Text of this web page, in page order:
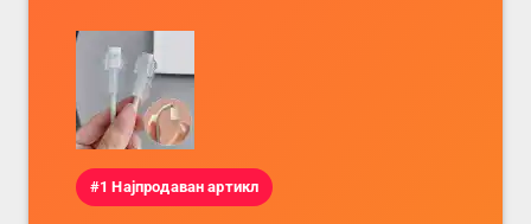
#1 Најпродаван артикл